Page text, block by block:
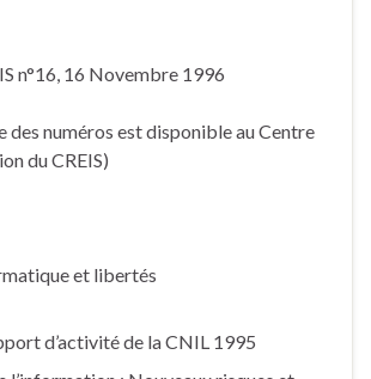
n°16, 16 Novembre 1996
des numéros est disponible au Centre
du CREIS)
et libertés
d’activité de la CNIL 1995